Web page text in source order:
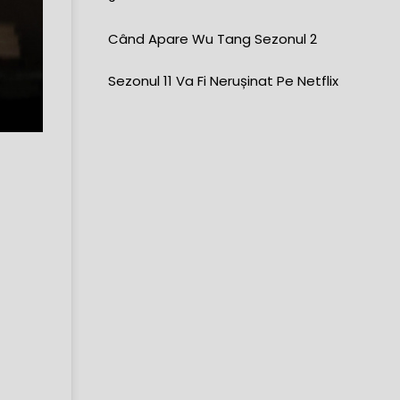
Când Apare Wu Tang Sezonul 2
Sezonul 11 ​​va Fi Nerușinat Pe Netflix